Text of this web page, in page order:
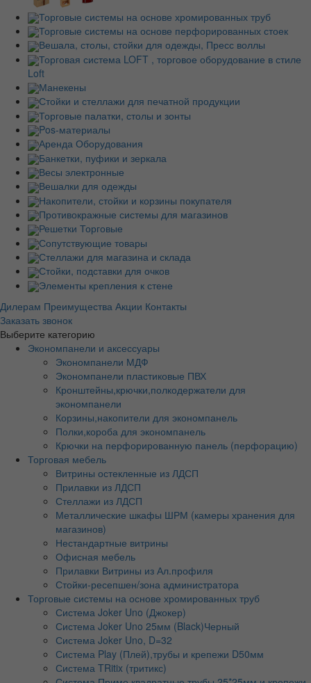
Торговые системы на основе хромированных труб
Торговые системы на основе перфорированных стоек
Вешала, столы, стойки для одежды, Пресс воллы
Торговая система LOFT , торговое оборудование в стиле
Loft
Манекены
Стойки и стеллажи для печатной продукции
Торговые палатки, столы и зонты
Pos-материалы
Аренда Оборудования
Банкетки, пуфики и зеркала
Весы электронные
Вешалки для одежды
Накопители, стойки и корзины покупателя
Противокражные системы для магазинов
Решетки Торговые
Сопутствующие товары
Стеллажи для магазина и склада
Стойки, подставки для очков
Элементы крепления к стене
Дилерам Преимущества Акции Контакты
Заказать звонок
Выберите категорию
Экономпанели и аксессуары
Экономпанели МДФ
Экономпанели пластиковые ПВХ
Кронштейны,крючки,полкодержатели для
экономпанели
Корзины,накопители для экономпанель
Полки,короба для экономпанель
Крючки на перфорированную панель (перфорацию)
Торговая мебель
Витрины остекленные из ЛДСП
Прилавки из ЛДСП
Стеллажи из ЛДСП
Металлические шкафы ШРМ (камеры хранения для
магазинов)
Нестандартные витрины
Офисная мебель
Прилавки Витрины из Ал.профиля
Стойки-ресепшен/зона администратора
Торговые системы на основе хромированных труб
Система Joker Uno (Джокер)
Система Joker Uno 25мм (Black)Черный
Система Joker Uno, D=32
Система Play (Плей),трубы и крепежи D50мм
Система TRitix (тритикс)